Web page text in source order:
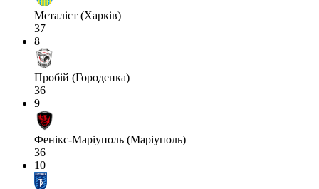
Металіст (Харків)
37
8
Пробій (Городенка)
36
9
Фенікс-Маріуполь (Маріуполь)
36
10